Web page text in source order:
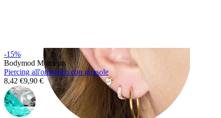
-15%
Bodymod Moments
Piercing all'ombelico con girasole
8,42 €9,90 €